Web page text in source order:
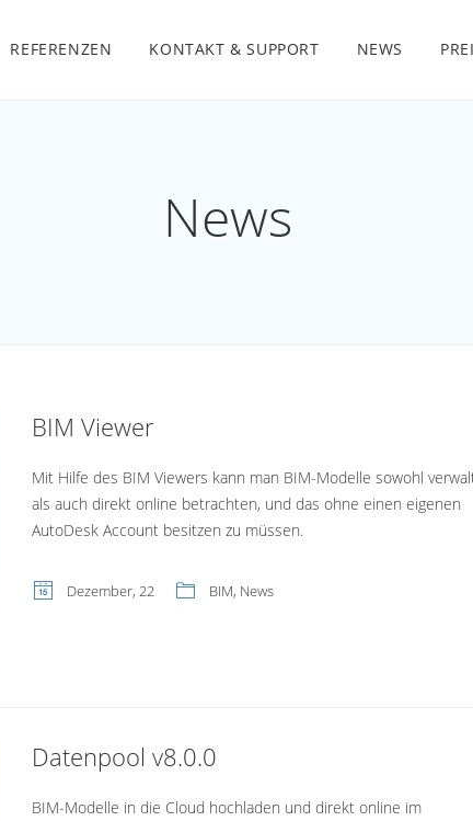
REFERENZEN KONTAKT & SUPPORT NEWS
News
BIM Viewer
Mit Hilfe des BIM Viewers kann man BIM-Modelle sowohl
als auch direkt online betrachten, und das ohne einen eigenen
AutoDesk Account besitzen zu müssen.
Dezember, 22 BIM, News
Datenpool v8.0.0
BIM-Modelle in die Cloud hochladen und direkt online im